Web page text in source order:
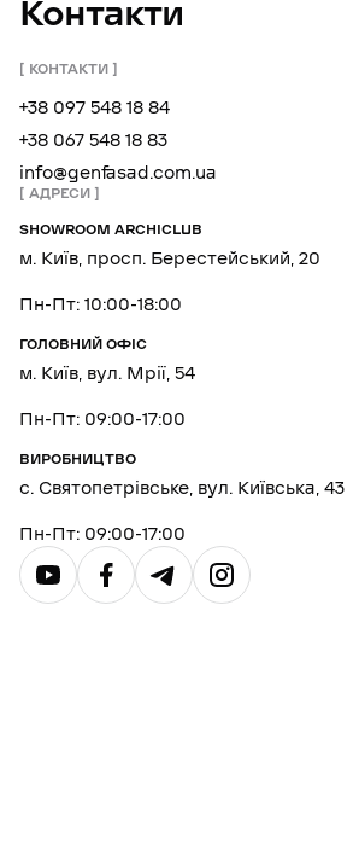
Контакти
КОНТАКТИ
+38 097 548 18 84
+38 067 548 18 83
info@genfasad.com.ua
АДРЕСИ
SHOWROOM ARCHICLUB
м. Київ, просп. Берестейський, 20
Пн-Пт: 10:00-18:00
ГОЛОВНИЙ ОФІС
м. Київ, вул. Мрії, 54
Пн-Пт: 09:00-17:00
ВИРОБНИЦТВО
с. Святопетрівське, вул. Київська, 43
Пн-Пт: 09:00-17:00